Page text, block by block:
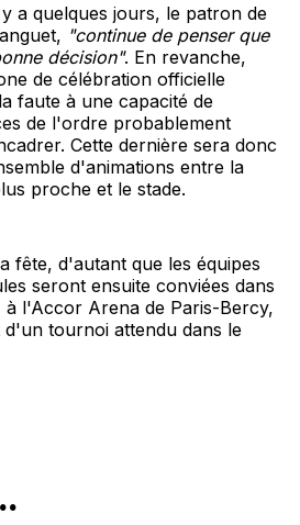
a quelques jours, le patron de
"continue de penser que
décision". En revanche,
de célébration officielle
faute à une capacité de
de l'ordre probablement
Cette dernière sera donc
d'animations entre la
proche et le stade.
fête, d'autant que les équipes
seront ensuite conviées dans
à l'Accor Arena de Paris-Bercy,
tournoi attendu dans le